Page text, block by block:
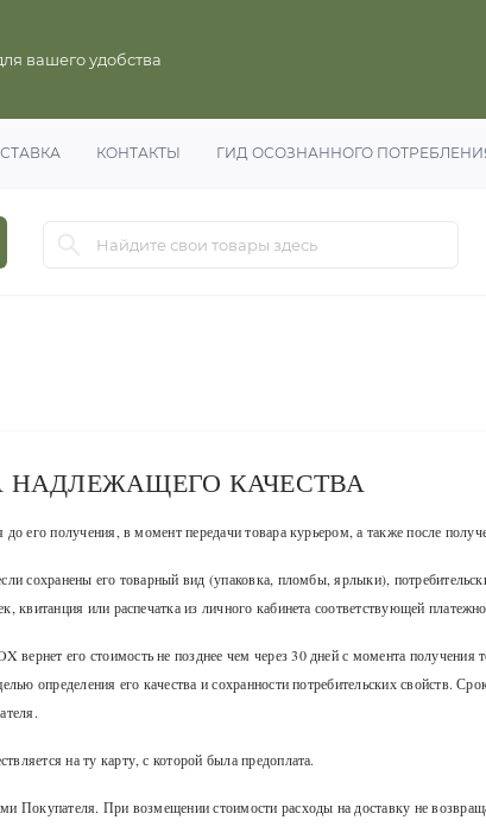
вашего удобства
КОНТАКТЫ ГИД ОСОЗНАННОГО
НАДЛЕЖАЩЕГО КАЧЕСТВА
его получения, в момент передачи товара курьером, а также после
сохранены его товарный вид (упаковка, пломбы, ярлыки),
квитанция или распечатка из личного кабинета соответствующей
вернет его стоимость не позднее чем через 30 дней с момента получения
определения его качества и сохранности потребительских свойств.
на ту карту, с которой была предоплата.
Покупателя. При возмещении стоимости расходы на доставку не